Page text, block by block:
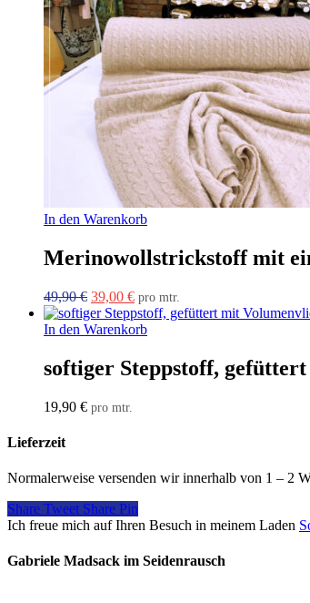
In den Warenkorb
Merinowollstrickstoff mit
49,90€ Ursprünglicher
Preis
war:
39,00 €Aktueller
Preis
ist:
pro mtr.
In den Warenkorb
softiger Steppstoff,
19,90 € pro mtr.
Lieferzeit
Normalerweise versenden wir innerhalb von 1 – 2
Share Tweet Share Pin
Ich freue mich auf Ihren Besuch in meinem Laden
Gabriele Madsack im Seidenrausch